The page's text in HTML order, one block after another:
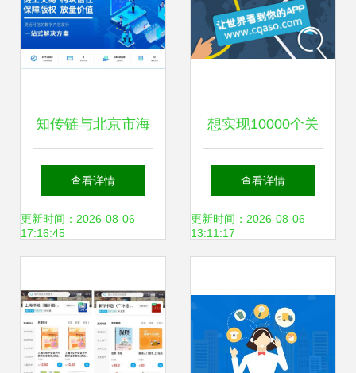
知传链与北京市海
淀区文化创意产业
协会进行文化与科
查看详情
更新时间：2026-08-06
17:16:45
想实现10000个关
键词覆盖？你必须
掌握的数字文化创
查看详情
更新时间：2026-08-06
13:11:17